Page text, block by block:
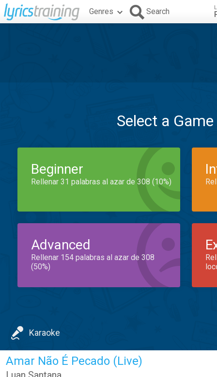
Genres Search
Select a
Beginner
Rellenar 31 palabras al azar de 308 (10%)
Advanced
Rellenar 154 palabras al azar de 308
(50%)
Karaoke
Amar Não É Pecado (Live)